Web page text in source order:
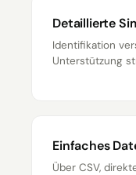
Detaillierte
Identifikation
Unterstützung
Einfaches
Über CSV,